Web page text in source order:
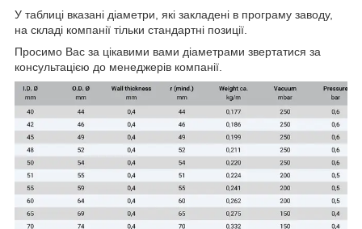
У таблиці вказані діаметри, які закладені в програму заводу,
на складі компанії тільки стандартні позиції.
Просимо Вас за цікавими вами діаметрами звертатися за
консультацією до менеджерів компанії.